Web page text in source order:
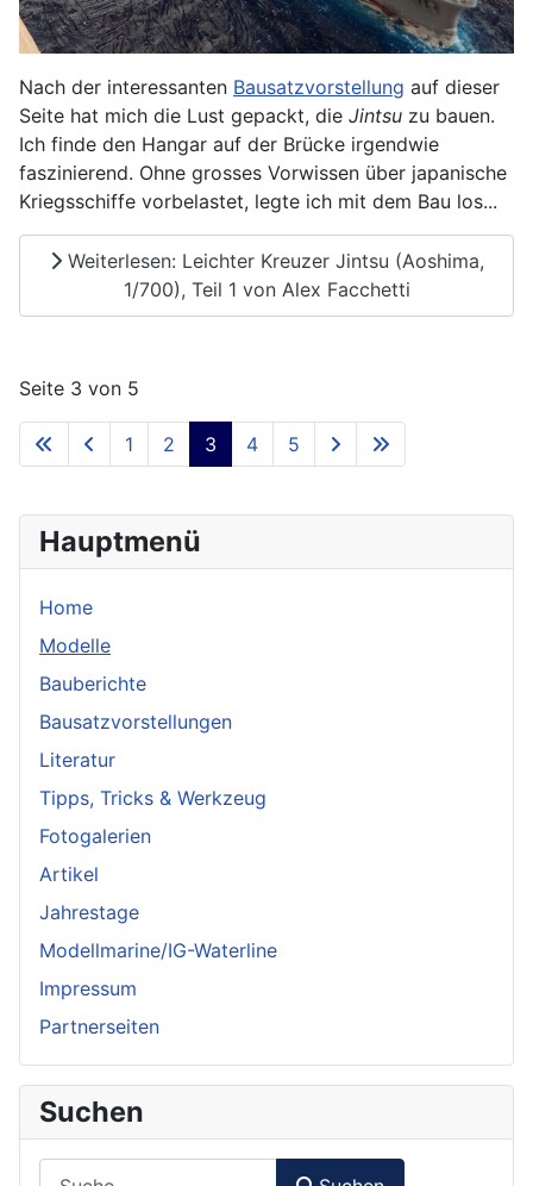
Hauptmenü
Home
Modelle
Bauberichte
Bausatzvorstellungen
Literatur
Tipps, Tricks & Werkzeug
Fotogalerien
Artikel
Jahrestage
Modellmarine/IG-Waterline
Impressum
Partnerseiten
Suchen
Nach der interessanten Bausatzvorstellung auf dieser
Seite hat mich die Lust gepackt, die Jintsu zu bauen.
Ich finde den Hangar auf der Brücke irgendwie
faszinierend. Ohne grosses Vorwissen über japanische
Kriegsschiffe vorbelastet, legte ich mit dem Bau los...
Weiterlesen: Leichter Kreuzer Jintsu (Aoshima,
1/700), Teil 1 von Alex Facchetti
Seite 3 von 5
1 2 3 4 5